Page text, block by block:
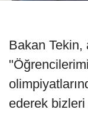
Bakan Tekin,
ederek bizleri